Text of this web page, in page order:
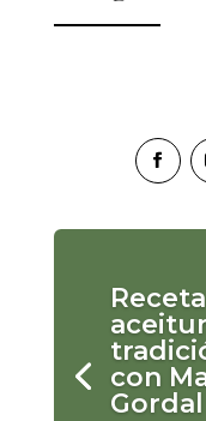
con